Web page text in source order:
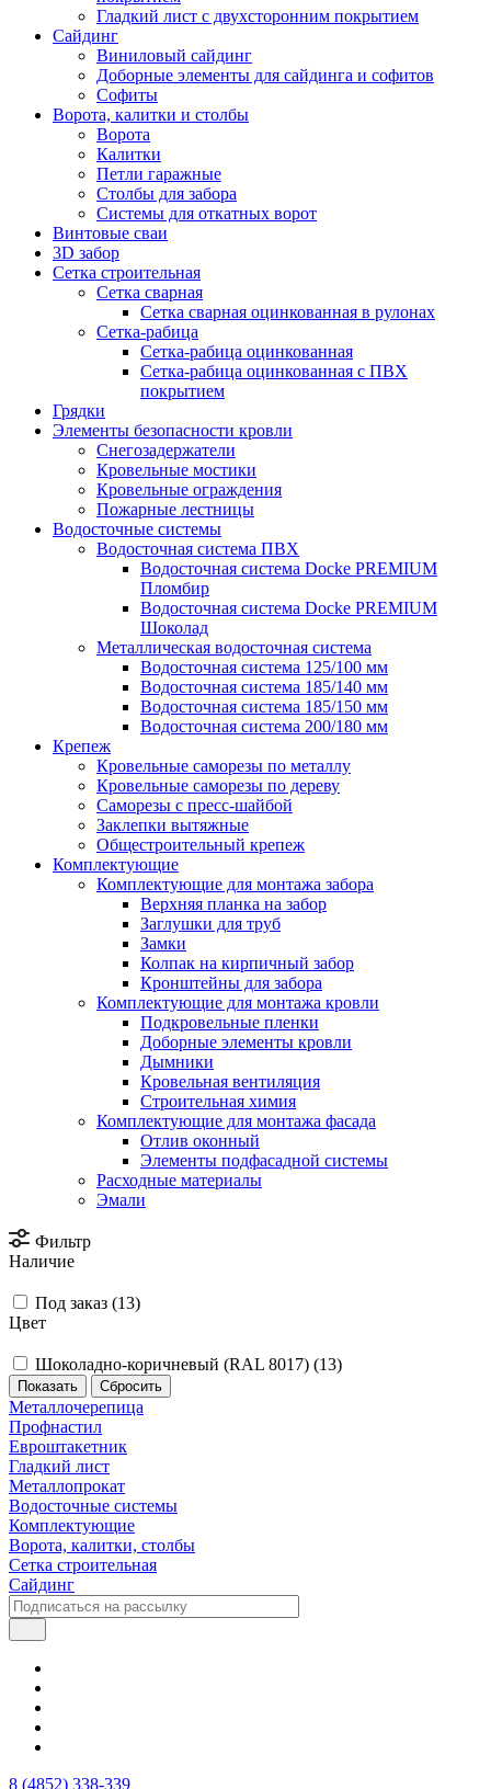
Гладкий лист с двухсторонним покрытием
Сайдинг
Виниловый сайдинг
Доборные элементы для сайдинга и софитов
Софиты
Ворота, калитки и столбы
Ворота
Калитки
Петли гаражные
Столбы для забора
Системы для откатных ворот
Винтовые сваи
3D забор
Сетка строительная
Сетка сварная
Сетка сварная оцинкованная в рулонах
Сетка-рабица
Сетка-рабица оцинкованная
Сетка-рабица оцинкованная с ПВХ
покрытием
Грядки
Элементы безопасности кровли
Снегозадержатели
Кровельные мостики
Кровельные ограждения
Пожарные лестницы
Водосточные системы
Водосточная система ПВХ
Водосточная система Docke PREMIUM
Пломбир
Водосточная система Docke PREMIUM
Шоколад
Металлическая водосточная система
Водосточная система 125/100 мм
Водосточная система 185/140 мм
Водосточная система 185/150 мм
Водосточная система 200/180 мм
Крепеж
Кровельные саморезы по металлу
Кровельные саморезы по дереву
Саморезы с пресс-шайбой
Заклепки вытяжные
Общестроительный крепеж
Комплектующие
Комплектующие для монтажа забора
Верхняя планка на забор
Заглушки для труб
Замки
Колпак на кирпичный забор
Кронштейны для забора
Комплектующие для монтажа кровли
Подкровельные пленки
Доборные элементы кровли
Дымники
Кровельная вентиляция
Строительная химия
Комплектующие для монтажа фасада
Отлив оконный
Элементы подфасадной системы
Расходные материалы
Эмали
Фильтр
Наличие
Под заказ (13)
Цвет
Шоколадно-коричневый (RAL 8017) (13)
Сбросить
Металлочерепица
Профнастил
Евроштакетник
Гладкий лист
Металлопрокат
Водосточные системы
Комплектующие
Ворота, калитки, столбы
Сетка строительная
Сайдинг
8 (4852) 338-339